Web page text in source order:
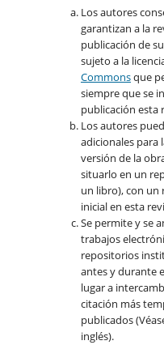
Los autores
garantizan a la
publicación de
sujeto a la
Commonsque
siempre que se
publicación esta
Los autores
adicionales para
versión de la
situarlo en un
un libro), con un
inicial en esta
Se permite y se
trabajos
repositorios
antes y durante
lugar a
citación más
publicados
inglés).